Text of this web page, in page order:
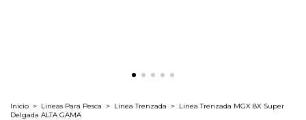
Inicio > Lineas Para Pesca > Linea Trenzada > Linea Trenzada MGX 8X Super
Delgada ALTA GAMA